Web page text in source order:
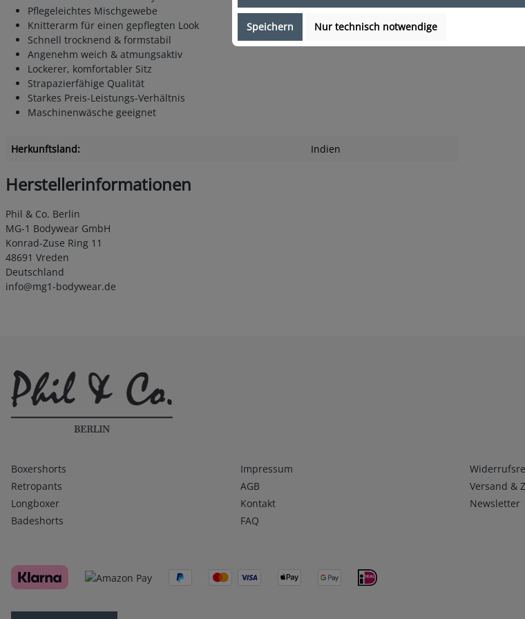
Pflegeleichtes Mischgewebe
Knitterarm für einen gepflegten Look
Schnell trocknend & formstabil
Angenehm weich & atmungsaktiv
Lockerer, komfortabler Sitz
Strapazierfähige Qualität
Starkes Preis-Leistungs-Verhältnis
Maschinenwäsche geeignet
Herkunftsland: Indien
Herstellerinformationen
Phil & Co. Berlin
MG-1 Bodywear GmbH
Konrad-Zuse Ring 11
48691 Vreden
Deutschland
info@mg1-bodywear.de
Kategorien
Boxershorts
Retropants
Longboxer
Badeshorts
Infos 1
Impressum
AGB
Kontakt
FAQ
Infos 2
Versand &
Newsletter
Speichern Nur technisch notwendige